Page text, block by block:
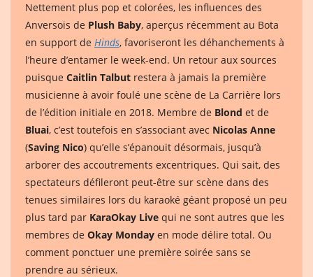
Nettement plus pop et colorées, les influences des
Anversois de Plush Baby, aperçus récemment au Bota
en support de Hinds, favoriseront les déhanchements à
l’heure d’entamer le week-end. Un retour aux sources
puisque Caitlin Talbut restera à jamais la première
musicienne à avoir foulé une scène de La Carrière lors
de l’édition initiale en 2018. Membre de Blond et de
Bluai, c’est toutefois en s’associant avec Nicolas Anne
(Saving Nico) qu’elle s’épanouit désormais, jusqu’à
arborer des accoutrements excentriques. Qui sait, des
spectateurs défileront peut-être sur scène dans des
tenues similaires lors du karaoké géant proposé un peu
plus tard par KaraOkay Live qui ne sont autres que les
membres de Okay Monday en mode délire total. Ou
comment ponctuer une première soirée sans se
prendre au sérieux.